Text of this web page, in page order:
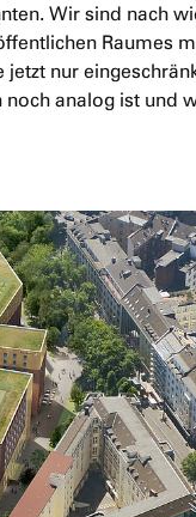
Wir sind nach
Raumes
nur
analog ist und